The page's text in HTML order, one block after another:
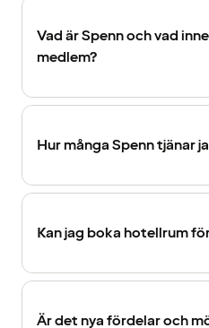
Vad är Spenn och vad
medlem?
Hur många Spenn tjänar
Kan jag boka hotellrum
Är det nya fördelar och